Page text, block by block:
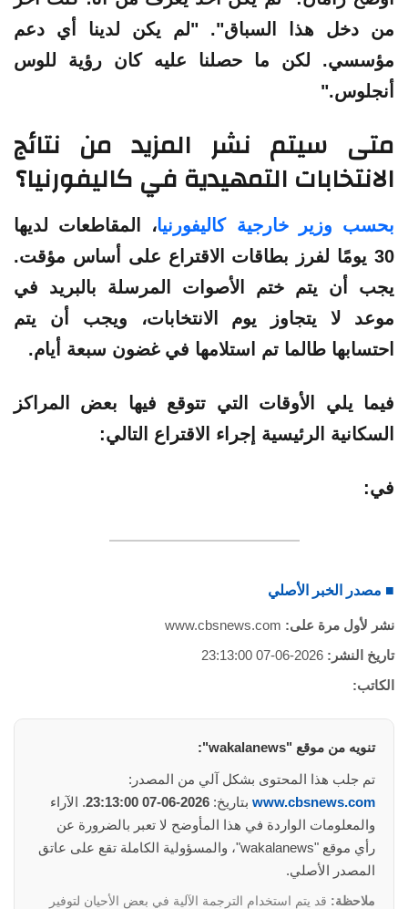
من دخل هذا السباق". "لم يكن لدينا أي دعم
مؤسسي. لكن ما حصلنا عليه كان رؤية للوس
أنجلوس."
متى سيتم نشر المزيد من نتائج
الانتخابات التمهيدية في كاليفورنيا؟
بحسب وزير خارجية كاليفورنيا، المقاطعات لديها
30 يومًا لفرز بطاقات الاقتراع على أساس مؤقت.
يجب أن يتم ختم الأصوات المرسلة بالبريد في
موعد لا يتجاوز يوم الانتخابات، ويجب أن يتم
احتسابها طالما تم استلامها في غضون سبعة أيام.
فيما يلي الأوقات التي تتوقع فيها بعض المراكز
السكانية الرئيسية إجراء الاقتراع التالي:
في:
■ مصدر الخبر الأصلي
نشر لأول مرة على: www.cbsnews.com
تاريخ النشر: 2026-06-07 23:13:00
الكاتب:
تنويه من موقع "wakalanews":
تم جلب هذا المحتوى بشكل آلي من المصدر:
www.cbsnews.com بتاريخ: 2026-06-07 23:13:00
. الآراء
والمعلومات الواردة في هذا المأوضح لا تعبر بالضرورة عن
رأي موقع "wakalanews"، والمسؤولية الكاملة تقع على عاتق
المصدر الأصلي.
ملاحظة: قد يتم استخدام الترجمة الآلية في بعض الأحيان لتوفير